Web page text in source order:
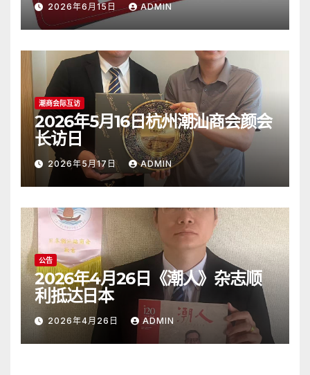
2026年6月15日 ADMIN
潮商会际互访
2026年5月16日杭州潮汕商会颜会
长访日
2026年5月17日 ADMIN
公告
2026年4月26日《潮人》杂志顺
利抵达日本
2026年4月26日 ADMIN